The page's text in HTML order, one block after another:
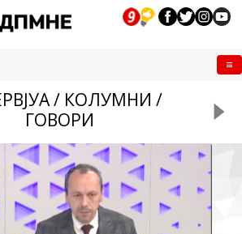
/ КОЛУМНИ /
ГОВОРИ